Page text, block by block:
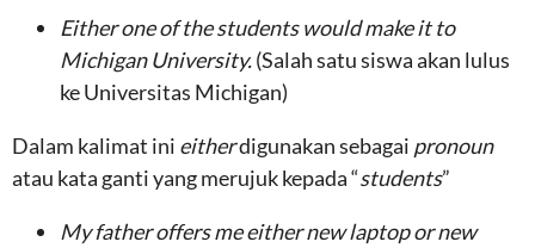
Eitherone of the students would make it to
Michigan University.(Salah satu siswa akan lulus
ke Universitas Michigan)
Dalam kalimat ini eitherdigunakan sebagai pronoun
atau kata ganti yang merujuk kepada “students”
My father offers me either new laptop or new